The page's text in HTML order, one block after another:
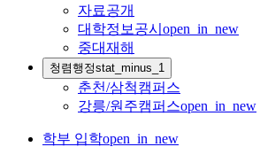
자료공개
대학정보공시 open_in_new
중대재해
청렴행정stat_minus_1
춘천/삼척캠퍼스
강릉/원주캠퍼스open_in_new
학부 입학open_in_new